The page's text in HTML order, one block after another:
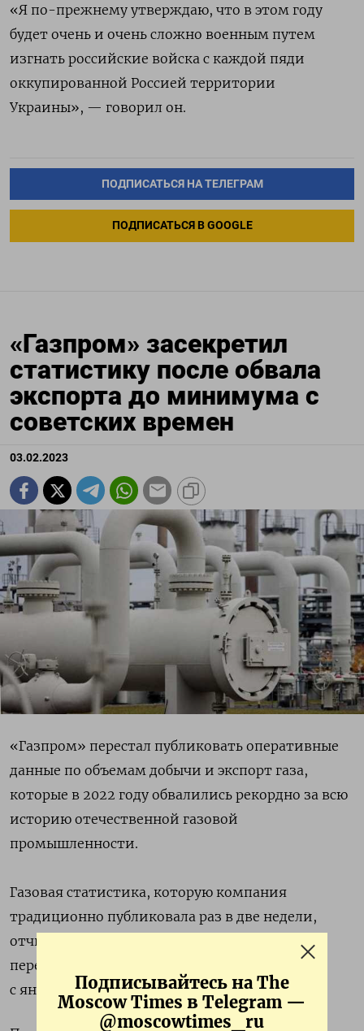
Подписывайтесь на The
Moscow Times в Telegram —
@moscowtimes_ru
«Я по-прежнему утверждаю, что в этом году
будет очень и очень сложно военным путем
изгнать российские войска с каждой пяди
оккупированной Россией территории
Украины», — говорил он.
ПОДПИСАТЬСЯ НА ТЕЛЕГРАМ
ПОДПИСАТЬСЯ В GOOGLE
«Газпром» засекретил
статистику после обвала
экспорта до минимума c
советских времен
03.02.2023
«Газпром» перестал публиковать оперативные
данные по объемам добычи и экспорт газа,
которые в 2022 году обвалились рекордно за всю
историю отечественной газовой
промышленности.
Газовая статистика, которую компания
традиционно публиковала раз в две недели,
отчитываясь о продажах и производстве,
перестала появляться на сайте «Газпрома»
с января 2023 года.